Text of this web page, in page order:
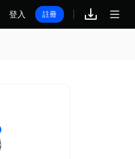
登入 註冊